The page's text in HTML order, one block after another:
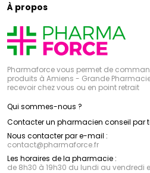
À propos
Pharmaforce vous permet de
produits à Amiens - Grande
recevoir chez vous ou en point retrait
Qui sommes-nous ?
Contacter un pharmacien conseil par
Nous contacter par e-mail :
contact@pharmaforce.fr
Les horaires de la pharmacie :
de 8h30 à 19h30 du lundi au vendredi